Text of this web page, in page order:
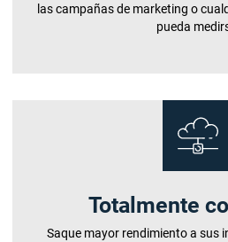
las campañas de marketing o
pueda
Totalmente
Saque mayor rendimiento a sus